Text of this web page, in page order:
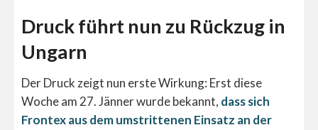
Druck führt nun zu Rückzug in
Ungarn
Der Druck zeigt nun erste Wirkung: Erst diese
Woche am 27. Jänner wurde bekannt, dass sich
Frontex aus dem umstrittenen Einsatz an der